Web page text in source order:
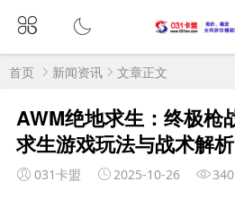
首页 新闻资讯 文章正文
AWM绝地求生：终极枪
求生游戏玩法与战术解析
031卡盟 2025-10-26 340